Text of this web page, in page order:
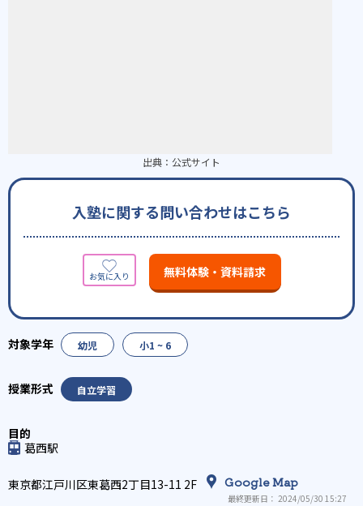
出典： 公式サイト
入塾に関する問い合わせはこちら
無料体験・資料請求
幼児 小1 ~ 6
自立学習
葛西駅
東京都江戸川区東葛西2丁目13-11 2F Google Map
最終更新日： 2024/05/30 15:27